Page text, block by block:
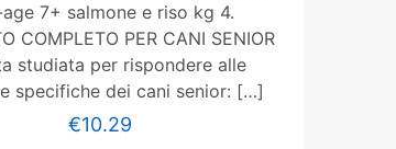
7+ salmone e riso kg 4.
COMPLETO PER CANI SENIOR
studiata per rispondere alle
specifiche dei cani senior: […]
€10.29